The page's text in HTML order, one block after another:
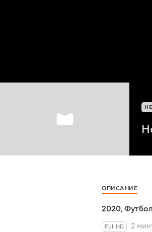
ОПИСАНИЕ
2020,
Full HD
2